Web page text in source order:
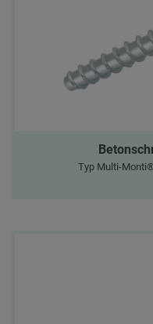
Typ Multi-